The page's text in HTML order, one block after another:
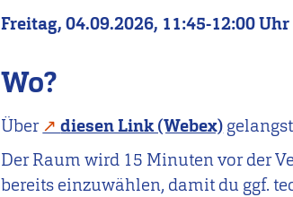
Freitag, 04.09.2026, 11:45-12:00 Uhr
Wo?
Über diesen Link (Webex)
Der Raum wird 15 Minuten vor der
bereits einzuwählen, damit du ggf.